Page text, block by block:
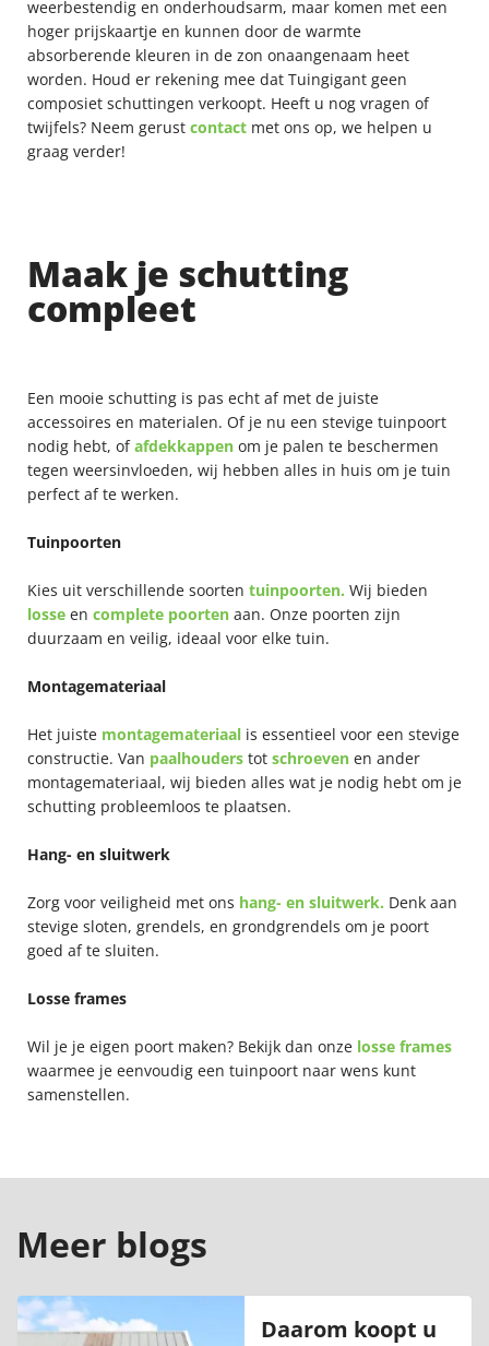
weerbestendig en onderhoudsarm, maar komen met een
hoger prijskaartje en kunnen door de warmte
absorberende kleuren in de zon onaangenaam heet
worden. Houd er rekening mee dat Tuingigant geen
composiet schuttingen verkoopt. Heeft u nog vragen of
twijfels? Neem gerust contact met ons op, we helpen u
graag verder!
Maak je schutting
compleet
Een mooie schutting is pas echt af met de juiste
accessoires en materialen. Of je nu een stevige tuinpoort
nodig hebt, ofafdekkappen om je palen te beschermen
tegen weersinvloeden, wij hebben alles in huis om je tuin
perfect af te werken.
Tuinpoorten
Kies uit verschillende soorten tuinpoorten. Wij bieden
losse en complete poorten aan. Onze poorten zijn
duurzaam en veilig, ideaal voor elke tuin.
Montagemateriaal
Het juiste montagemateriaal is essentieel voor een stevige
constructie. Van paalhouders tot schroeven en ander
montagemateriaal, wij bieden alles wat je nodig hebt om je
schutting probleemloos te plaatsen.
Hang- en sluitwerk
Zorg voor veiligheid met ons hang- en sluitwerk. Denk aan
stevige sloten, grendels, en grondgrendels om je poort
goed af te sluiten.
Losse frames
Wil je je eigen poort maken? Bekijk dan onze losse frames
waarmee je eenvoudig een tuinpoort naar wens kunt
samenstellen.
Meer blogs
Daarom koopt u